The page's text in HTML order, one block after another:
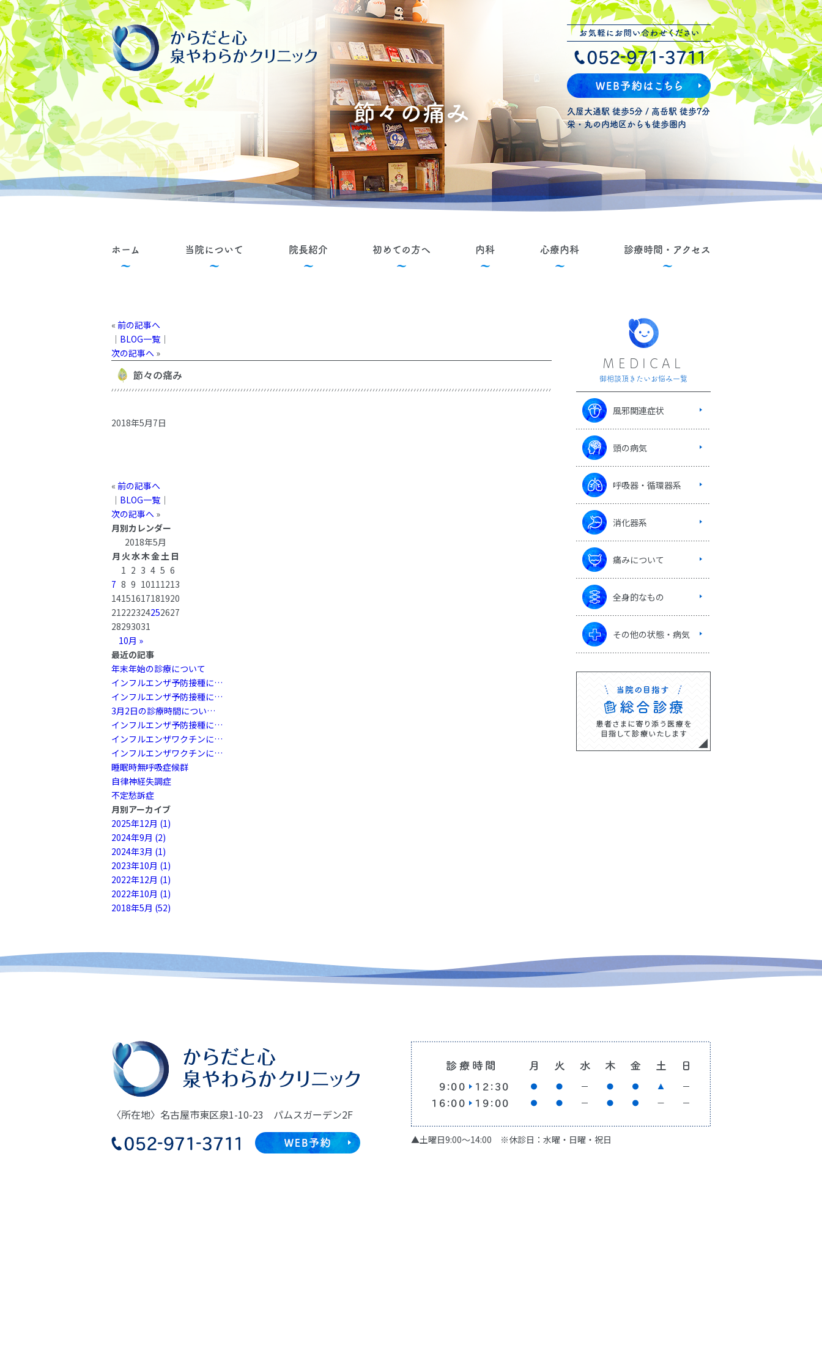
久屋大通駅 徒歩5分 / 高岳駅 徒歩7分
栄・丸の内地区からも徒歩圏内
節々の痛み
ホーム 当院について 院長紹介 初めての方へ 内科 心療内科 診療時間・アクセス
« 前の記事へ
│ BLOG一覧 │
次の記事へ »
節々の痛み
2018年5月7日
« 前の記事へ
│ BLOG一覧 │
次の記事へ »
月別カレンダー
2018年5月
月 火水木金土 日
1 2 3 4 5 6
7 8 9 10111213
14151617181920
21222324252627
28293031
10月 »
最近の記事
年末年始の診療について
インフルエンザ予防接種に…
インフルエンザ予防接種に…
3月2日の診療時間につい…
インフルエンザ予防接種に…
インフルエンザワクチンに…
インフルエンザワクチンに…
睡眠時無呼吸症候群
自律神経失調症
不定愁訴症
月別アーカイブ
2025年12月 (1)
2024年9月 (2)
2024年3月 (1)
2023年10月 (1)
2022年12月 (1)
2022年10月 (1)
2018年5月 (52)
MEDICAL
御相談頂きたいお悩み一覧
風邪関連症状
頭の病気
呼吸器・循環器系
消化器系
痛みについて
全身的なもの
その他の状態・病気
〈所在地〉名古屋市東区泉1-10-23 パムスガーデン2F
▲土曜日9:00〜14:00 ※休診日：水曜・日曜・祝日